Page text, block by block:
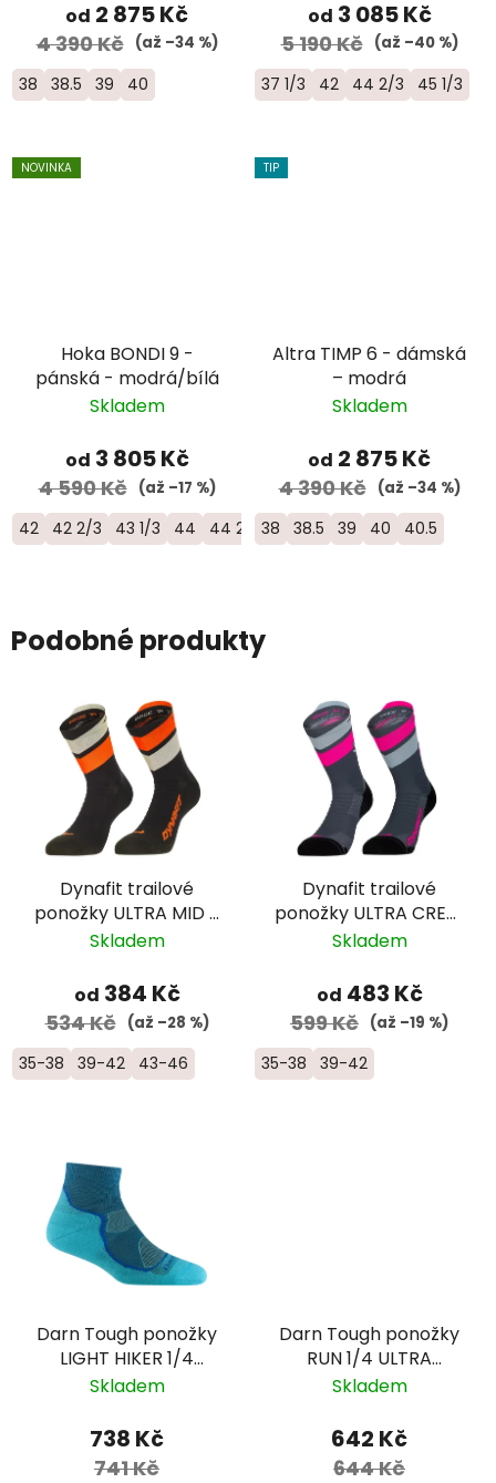
od 2 875 Kč
4 390 Kč (až –34 %)
38 38.5 39 40
od 3 085 Kč
5 190 Kč (až –40 %)
37 1/3 42 44 2/3 45 1/3
NOVINKA
Hoka BONDI 9 -
pánská - modrá/bílá
Skladem
od 3 805 Kč
4 590 Kč (až –17 %)
42 42 2/3 43 1/3 44 44 2/3 45 1/3 46 46 2/3 47 1/3
TIP
Altra TIMP 6 - dámská
– modrá
Skladem
od 2 875 Kč
4 390 Kč (až –34 %)
38 38.5 39 40 40.5
Podobné produkty
Dynafit trailové
ponožky ULTRA MID -
oranžová
Skladem
od 384 Kč
534 Kč (až –28 %)
35-38 39-42 43-46
Dynafit trailové
ponožky ULTRA CREW
- šedá/růžová
Skladem
od 483 Kč
599 Kč (až –19 %)
35-38 39-42
Darn Tough ponožky
LIGHT HIKER 1/4
Lightweight Merino -
Skladem
738 Kč
741 Kč
Darn Tough ponožky
RUN 1/4 ULTRA
Lightweight Merino -
Skladem
642 Kč
644 Kč